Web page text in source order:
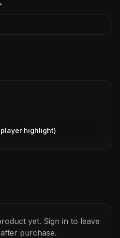
highlight)
yet. Sign in to leave
purchase.